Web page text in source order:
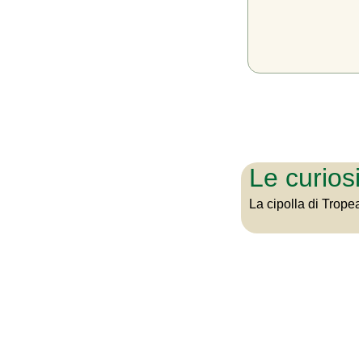
Le
La cipolla di